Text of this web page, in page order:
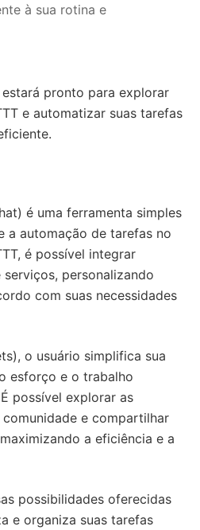
à sua rotina e
pronto para explorar
e automatizar suas tarefas
é uma ferramenta simples
a automação de tarefas no
é possível integrar
personalizando
com suas necessidades
o usuário simplifica sua
esforço e o trabalho
possível explorar as
e compartilhar
a eficiência e a
possibilidades oferecidas
e organiza suas tarefas